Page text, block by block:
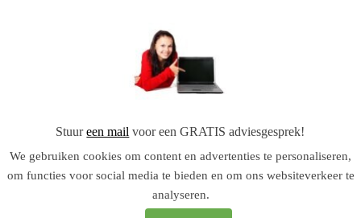
Stuur een mail voor een GRATIS adviesgesprek!
We gebruiken cookies om content en advertenties te personaliseren,
om functies voor social media te bieden en om ons websiteverkeer te
analyseren.